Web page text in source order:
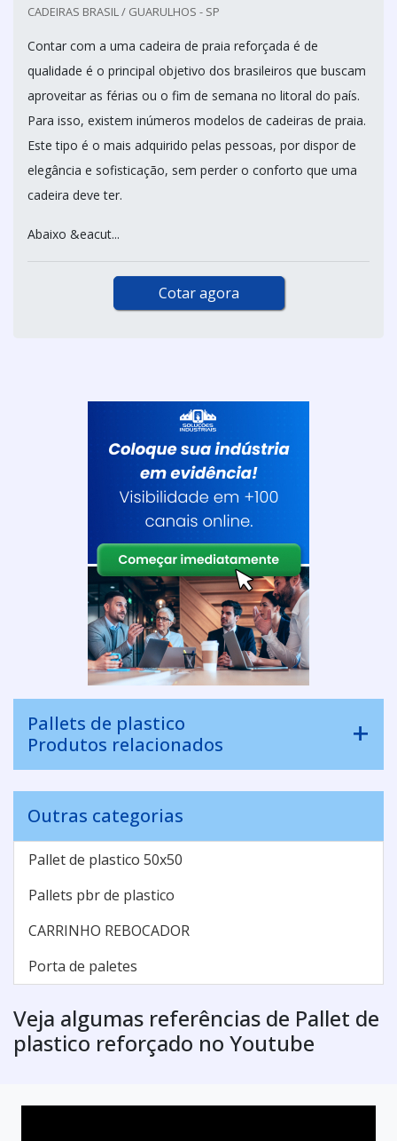
CADEIRAS BRASIL / GUARULHOS - SP
Contar com a uma cadeira de praia reforçada é de
qualidade é o principal objetivo dos brasileiros que buscam
aproveitar as férias ou o fim de semana no litoral do país.
Para isso, existem inúmeros modelos de cadeiras de praia.
Este tipo é o mais adquirido pelas pessoas, por dispor de
elegância e sofisticação, sem perder o conforto que uma
cadeira deve ter.
Abaixo &eacut...
Cotar agora
Pallets de plastico
Produtos relacionados
Outras categorias
Pallet de plastico 50x50
Pallets pbr de plastico
CARRINHO REBOCADOR
Porta de paletes
Veja algumas referências de Pallet de
plastico reforçado no Youtube